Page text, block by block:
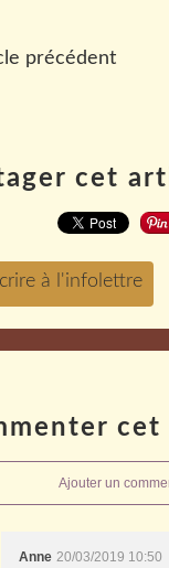
précédent
cet
Ajouter un
Anne 20/03/2019 10:50